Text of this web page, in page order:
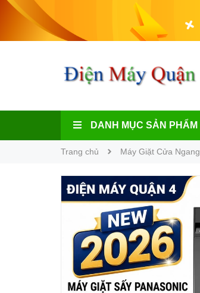
DANH MỤC SẢN PHẨM
Trang chủ Máy Giặt Cửa Ngang